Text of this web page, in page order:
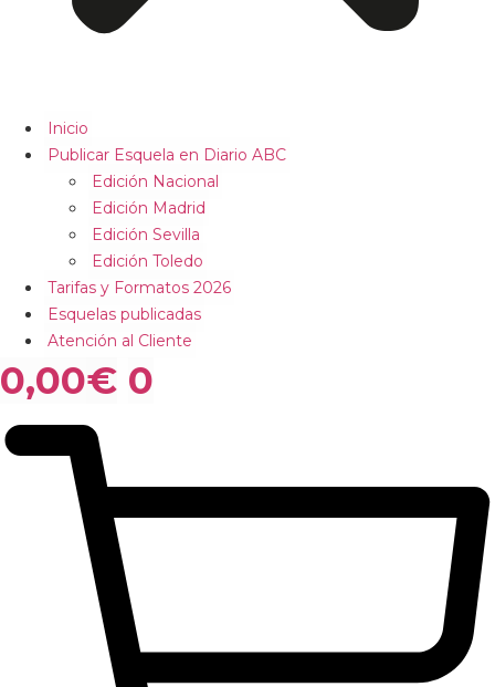
Inicio
Publicar Esquela en Diario ABC
Edición Nacional
Edición Madrid
Edición Sevilla
Edición Toledo
Tarifas y Formatos 2026
Esquelas publicadas
Atención al Cliente
0,00€ 0